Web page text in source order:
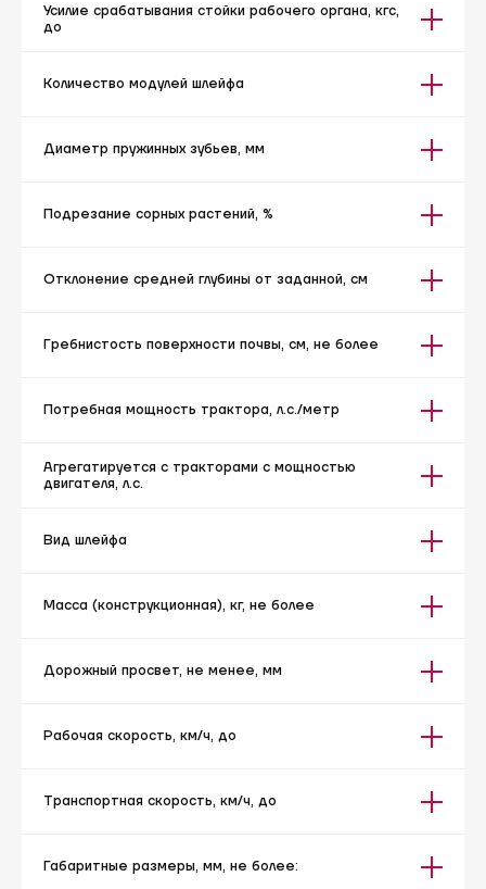
Усилие срабатывания стойки рабочего органа, кгс,
до
Количество модулей шлейфа
Диаметр пружинных зубьев, мм
Подрезание сорных растений, %
Отклонение средней глубины от заданной, см
Гребнистость поверхности почвы, см, не более
Потребная мощность трактора, л.с./метр
Агрегатируется с тракторами с мощностью
двигателя, л.с.
Вид шлейфа
Масса (конструкционная), кг, не более
Дорожный просвет, не менее, мм
Рабочая скорость, км/ч, до
Транспортная скорость, км/ч, до
Габаритные размеры, мм, не более: